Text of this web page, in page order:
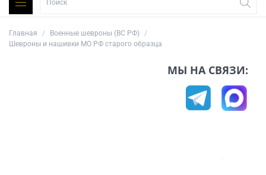
Главная
Военные шевроны (ВС РФ)
Шевроны и нашивки МО РФ старого образца
МЫ НА СВЯЗИ: